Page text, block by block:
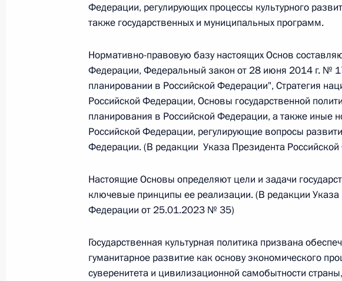
Федеральный закон от 26.07.2026 г. № 270-ФЗ
О внесении изменения в статью 10 Федерального закона
26 июля 2026 года
Федеральный закон от 26.07.2026 г. № 244-ФЗ
Министров Киргизской Республики о правовом статусе
по вопросам внутренних дел и миграции в Российской
26 июля 2026 года
Федеральный закон от 26.07.2026 г. № 252-ФЗ
Федерации, регулирующих процессы культурного
также государственных и муниципальных программ.
Нормативно-правовую базу настоящих Основ
Федерации, Федеральный закон от 28 июня 2014 г. №
планировании в Российской Федерации", Стратегия
Российской Федерации, Основы государственной
планирования в Российской Федерации, а также иные
Российской Федерации, регулирующие вопросы
Федерации. (В редакции Указа Президента
Настоящие Основы определяют цели и задачи
ключевые принципы ее реализации. (В редакции Указа
Федерации от 25.01.2023 № 35)
Государственная культурная политика призвана
гуманитарное развитие как основу экономического
суверенитета и цивилизационной самобытности